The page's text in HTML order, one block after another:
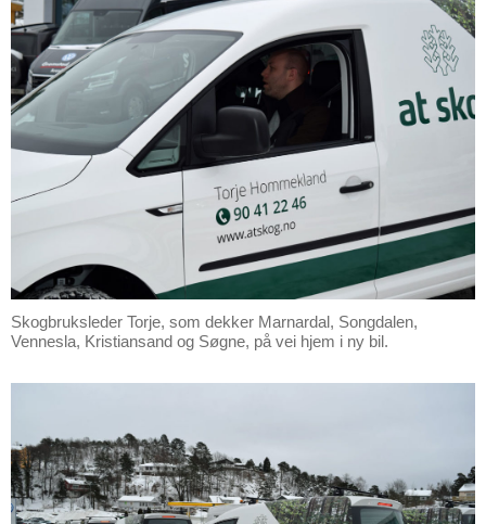
Skogbruksleder Torje, som dekker Marnardal, Songdalen,
Vennesla, Kristiansand og Søgne, på vei hjem i ny bil.